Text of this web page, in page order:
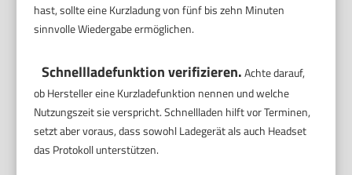
hast, sollte eine Kurzladung von fünf bis zehn Minuten
sinnvolle Wiedergabe ermöglichen.
Schnellladefunktion verifizieren.Achte darauf,
ob Hersteller eine Kurzladefunktion nennen und welche
Nutzungszeit sie verspricht. Schnellladen hilft vor Terminen,
setzt aber voraus, dass sowohl Ladegerät als auch Headset
das Protokoll unterstützen.